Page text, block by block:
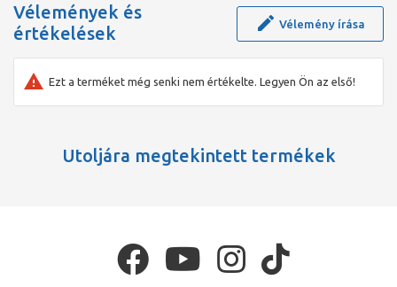
Vélemények és
értékelések
Vélemény írása
Ezt a terméket még senki nem értékelte. Legyen Ön az első!
Utoljára megtekintett termékek